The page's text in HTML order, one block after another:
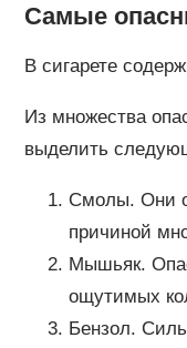
Самые
В сигарете
Из множества
выделить
Смолы. Они
причиной
Мышьяк.
ощутимых
Бензол.